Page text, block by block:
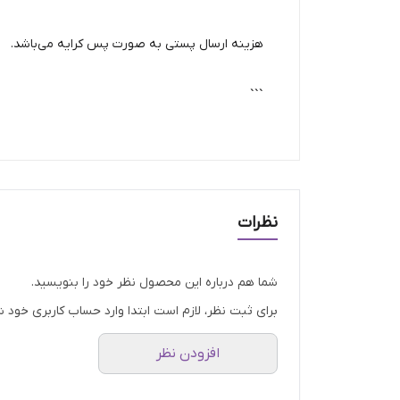
هزینه ارسال پستی به صورت پس کرایه می‌باشد.
```
نظرات
شما هم درباره این محصول نظر خود را بنویسید.
برای ثبت نظر، لازم است ابتدا وارد حساب کاربری خود
افزودن نظر